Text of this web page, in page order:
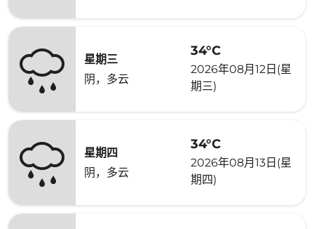
星期三
阴，多云
34°C
2026年08月12日(星
期三)
星期四
阴，多云
34°C
2026年08月13日(星
期四)